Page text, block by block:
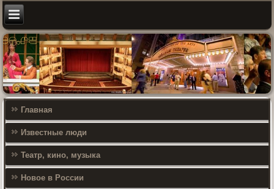
Главная
Известные люди
Театр, кино, музыка
Новое в России